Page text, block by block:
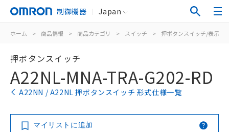
制御機器 Japan
ホーム > 商品情報 > 商品カテゴリ > スイッチ > 押ボタンスイッチ/表示灯
押ボタンスイッチ
A22NL-MNA-TRA-G202-RD
A22NN / A22NL 押ボタンスイッチ 形式仕様一覧
マイリストに追加